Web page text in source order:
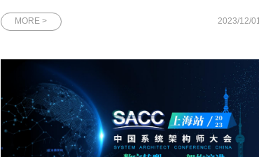
与此项标准的制定，与安世亚太、腾讯云和阿里巴巴等企业共同
MORE > 2023/12/01